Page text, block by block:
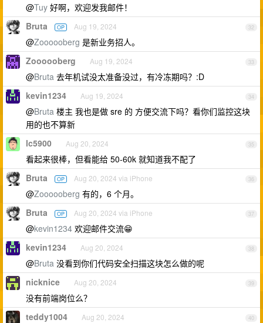
@Tuy 好啊，欢迎发我邮件！
32
Bruta OP Aug 19, 2024
@Zoooooberg 是新业务招人。
33
Zoooooberg Aug 19, 2024
@Bruta 去年机试没太准备没过，有冷冻期吗？:D
34
kevin1234 Aug 19, 2024
@Bruta 楼主 我也是做 sre 的 方便交流下吗？看你们监控这块
用的也不算新
35
lc5900 Aug 20, 2024
看起来很棒，但看能给 50-60k 就知道我不配了
36
Bruta OP Aug 20, 2024 via iPhone
@Zoooooberg 有的，6 个月。
37
Bruta OP Aug 20, 2024 via iPhone
@kevin1234 欢迎邮件交流😁
38
kevin1234 Aug 20, 2024
@Bruta 没看到你们代码安全扫描这块怎么做的呢
39
nicknice Aug 20, 2024
没有前端岗位么？
40
teddy1004 Aug 20, 2024